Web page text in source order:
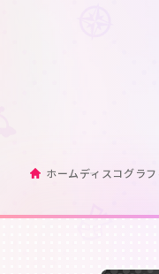
ホームディスコグラフ